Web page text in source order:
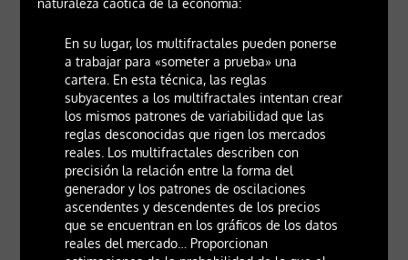
naturaleza caótica de la economía:
En su lugar, los multifractales pueden ponerse
a trabajar para «someter a prueba» una
cartera. En esta técnica, las reglas
subyacentes a los multifractales intentan crear
los mismos patrones de variabilidad que las
reglas desconocidas que rigen los mercados
reales. Los multifractales describen con
precisión la relación entre la forma del
generador y los patrones de oscilaciones
ascendentes y descendentes de los precios
que se encuentran en los gráficos de los datos
reales del mercado… Proporcionan